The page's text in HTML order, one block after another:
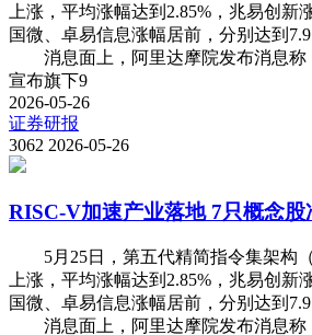
上涨，平均涨幅达到2.85%，兆易创新
国微、卓易信息涨幅居前，分别达到
消息面上，阿里达摩院发布消息称
宣布旗下9
2026-05-26
证券研报
3062 2026-05-26
RISC-V加速产业落地 7只概念
5月25日，第五代精简指令集架构
上涨，平均涨幅达到2.85%，兆易创新
国微、卓易信息涨幅居前，分别达到
消息面上，阿里达摩院发布消息称